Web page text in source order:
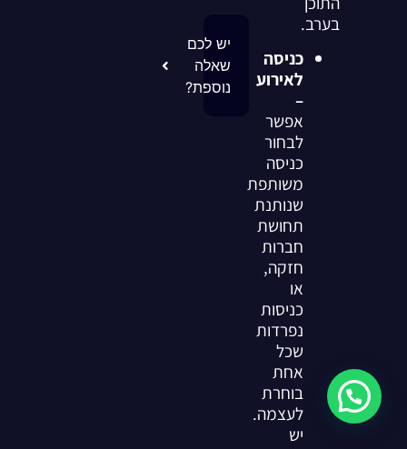
בערב.
כניסה
לאירוע
–
אפשר
לבחור
כניסה
משותפת
שנותנת
תחושת
חברות
חזקה,
או
כניסות
נפרדות
שכל
אחת
בוחרת
לעצמה.
יש
יש לכם
שאלה
נוספת?
לשיחה מהירה עם נציג